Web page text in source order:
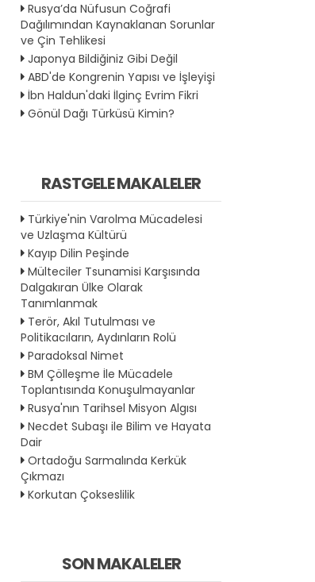
Rusya’da Nüfusun Coğrafi
Dağılımından Kaynaklanan Sorunlar
ve Çin Tehlikesi
Japonya Bildiğiniz Gibi Değil
ABD'de Kongrenin Yapısı ve İşleyişi
İbn Haldun'daki İlginç Evrim Fikri
Gönül Dağı Türküsü Kimin?
RASTGELE MAKALELER
Türkiye'nin Varolma Mücadelesi
ve Uzlaşma Kültürü
Kayıp Dilin Peşinde
Mülteciler Tsunamisi Karşısında
Dalgakıran Ülke Olarak
Tanımlanmak
Terör, Akıl Tutulması ve
Politikacıların, Aydınların Rolü
Paradoksal Nimet
BM Çölleşme İle Mücadele
Toplantısında Konuşulmayanlar
Rusya'nın Tarihsel Misyon Algısı
Necdet Subaşı ile Bilim ve Hayata
Dair
Ortadoğu Sarmalında Kerkük
Çıkmazı
Korkutan Çokseslilik
SON MAKALELER